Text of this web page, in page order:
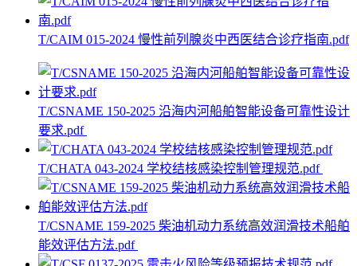
T/CAIM 015-2024 慢性前列腺炎中西医结合诊疗指南.pdf
T/CSNAME 150-2025 沿海内河船舶智能设备可靠性设计
要求.pdf
T/CHATA 043-2024 学校结核感染控制管理规范.pdf
T/CSNAME 159-2025 柴油机动力系统高效润滑技术船舶
能效评估方法.pdf